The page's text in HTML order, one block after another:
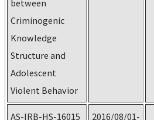
between
Criminogenic
Knowledge
Structure and
Adolescent
Violent Behavior
AS-IRB-HS-16015 2016/08/01-